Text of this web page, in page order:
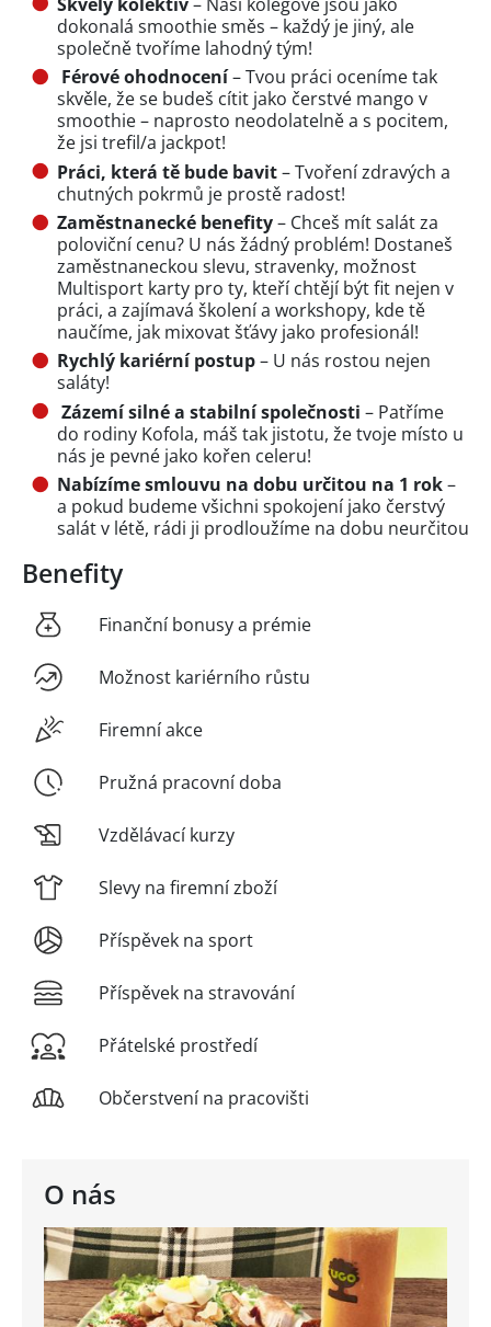
O nás
dokonalá smoothie směs – každý je jiný, ale
společně tvoříme lahodný tým!
Férové ohodnocení– Tvou práci oceníme tak
skvěle, že se budeš cítit jako čerstvé mango v
smoothie – naprosto neodolatelně a s pocitem,
že jsi trefil/a jackpot!
Práci, která tě bude bavit– Tvoření zdravých a
chutných pokrmů je prostě radost!
Zaměstnanecké benefity– Chceš mít salát za
poloviční cenu? U nás žádný problém! Dostaneš
zaměstnaneckou slevu, stravenky, možnost
Multisport karty pro ty, kteří chtějí být fit nejen v
práci, a zajímavá školení a workshopy, kde tě
naučíme, jak mixovat šťávy jako profesionál!
Rychlý kariérní postup– U nás rostou nejen
saláty!
Zázemí silné a stabilní společnosti – Patříme
do rodiny Kofola, máš tak jistotu, že tvoje místo u
nás je pevné jako kořen celeru!
Nabízíme smlouvu na dobu určitou na 1 rok–
a pokud budeme všichni spokojení jako čerstvý
salát v létě, rádi ji prodloužíme na dobu neurčitou
Benefity
Finanční bonusy a prémie
Možnost kariérního růstu
Firemní akce
Pružná pracovní doba
Vzdělávací kurzy
Slevy na firemní zboží
Příspěvek na sport
Příspěvek na stravování
Přátelské prostředí
Občerstvení na pracovišti